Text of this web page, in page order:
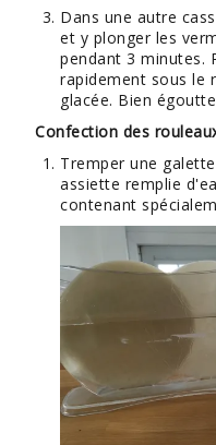
Dans une autre
et y plonger les
pendant 3 minutes.
rapidement sous le
glacée. Bien
Confection des
Tremper une
assiette remplie
contenant